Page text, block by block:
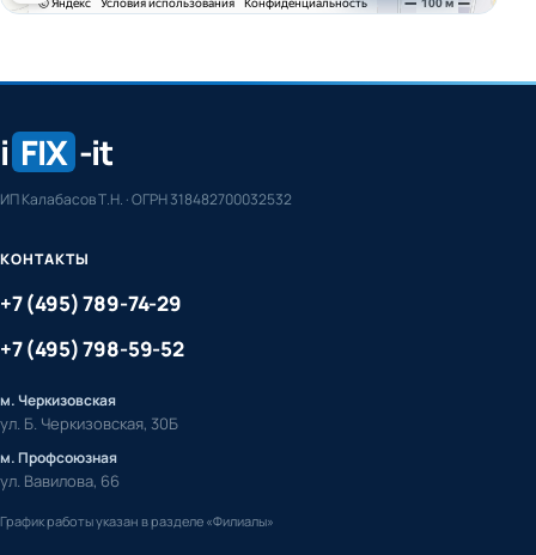
i FIX -it
ИП Калабасов Т.Н. · ОГРН 318482700032532
КОНТАКТЫ
+7 (495) 789-74-29
+7 (495) 798-59-52
м. Черкизовская
ул. Б. Черкизовская, 30Б
м. Профсоюзная
ул. Вавилова, 66
График работы указан в разделе «Филиалы»